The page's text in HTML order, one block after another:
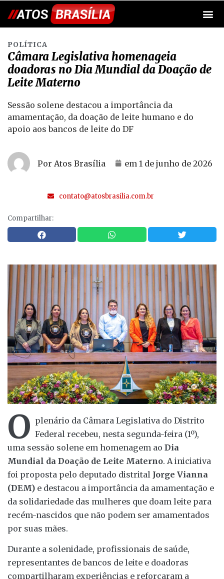
POLÍTICA
Câmara Legislativa homenageia
doadoras no Dia Mundial da Doação de
Leite Materno
Sessão solene destacou a importância da
amamentação, da doação de leite humano e do
apoio aos bancos de leite do DF
Por Atos Brasília em 1 de junho de 2026
contato@atosbrasilia.com.br
Compartilhar:
O plenário da Câmara Legislativa do Distrito
Federal recebeu, nesta segunda-feira (1º),
uma sessão solene em homenagem ao Dia
Mundial da Doação de Leite Materno. A iniciativa
foi proposta pelo deputado distrital Jorge Vianna
(DEM) e destacou a importância da amamentação e
da solidariedade das mulheres que doam leite para
recém-nascidos que não podem ser amamentados
por suas mães.
Durante a solenidade, profissionais de saúde,
representantes de bancos de leite e doadoras
compartilharam experiências e reforçaram a